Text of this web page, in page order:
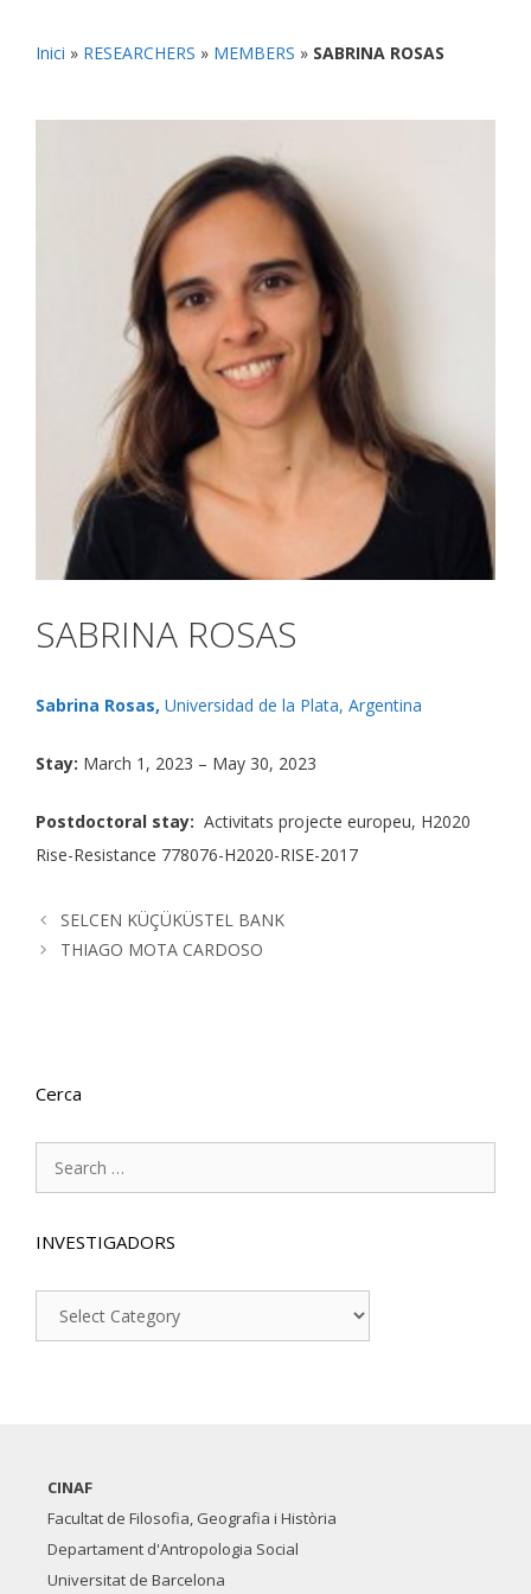
Inici » RESEARCHERS » MEMBERS » SABRINA ROSAS
SABRINA ROSAS
Sabrina Rosas, Universidad de la Plata, Argentina
Stay: March 1, 2023 – May 30, 2023
Postdoctoral stay: Activitats projecte europeu, H2020
Rise-Resistance 778076-H2020-RISE-2017
SELCEN KÜÇÜKÜSTEL BANK
THIAGO MOTA CARDOSO
Cerca
for:
INVESTIGADORS
INVESTIGADORS
CINAF
Facultat de Filosofia, Geografia i Història
Departament d'Antropologia Social
Universitat de Barcelona